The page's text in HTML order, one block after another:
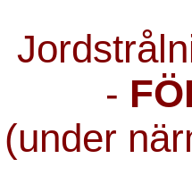
-
(under